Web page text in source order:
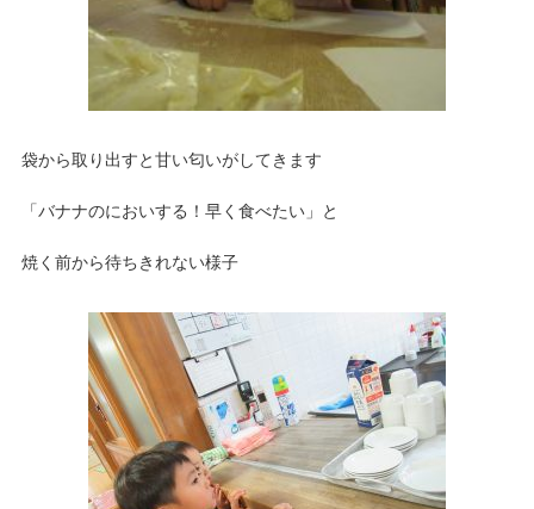
袋から取り出すと甘い匂いがしてきます
「バナナのにおいする！早く食べたい」と
焼く前から待ちきれない様子